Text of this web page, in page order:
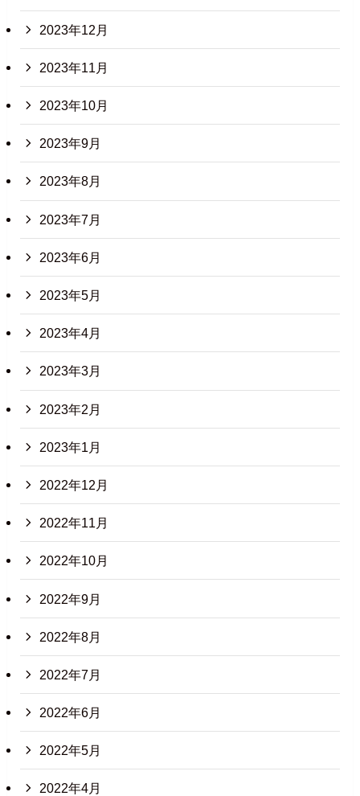
2023年12月
2023年11月
2023年10月
2023年9月
2023年8月
2023年7月
2023年6月
2023年5月
2023年4月
2023年3月
2023年2月
2023年1月
2022年12月
2022年11月
2022年10月
2022年9月
2022年8月
2022年7月
2022年6月
2022年5月
2022年4月